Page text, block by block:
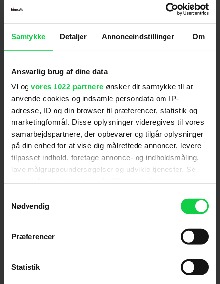
Samtykke Detaljer Annonceindstillinger Om
Ansvarlig brug af dine data
Vi og vores 1022 partnere ønsker dit samtykke til at
anvende cookies og indsamle persondata om IP-
adresse, ID og din browser til præferencer, statistik og
marketingformål. Disse oplysninger videregives til vores
samarbejdspartnere, der opbevarer og tilgår oplysninger
på din enhed for at vise dig målrettede annoncer, levere
tilpasset indhold, foretage annonce- og indholdsmåling,
lave målgruppeundersøgelser og udvikle tjenester. Se
tilbage eller ændre indstillinger fra vores
"Cookiedeklaration", eller ved at trykke på "Privacy
Indsamle præcise oplysninger om din placering,
Nødvendig
Præferencer
Statistik
Mest læste nyheder
Ny Spider-Man-film imponerer
danske anmeldere: "Jeg
kapitulerer fuldstændig"